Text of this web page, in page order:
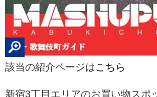
該当の紹介ページはこちら
新宿3丁目エリアのお買い物スポ